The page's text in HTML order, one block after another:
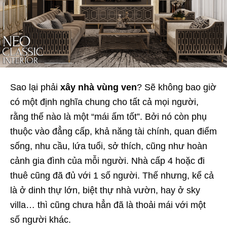
Sao lại phải xây nhà vùng ven? Sẽ không bao giờ
có một định nghĩa chung cho tất cả mọi người,
rằng thế nào là một “mái ấm tốt”. Bởi nó còn phụ
thuộc vào đẳng cấp, khả năng tài chính, quan điểm
sống, nhu cầu, lứa tuổi, sở thích, cũng như hoàn
cảnh gia đình của mỗi người. Nhà cấp 4 hoặc đi
thuê cũng đã đủ với 1 số người. Thế nhưng, kể cả
là ở dinh thự lớn, biệt thự nhà vườn, hay ở sky
villa… thì cũng chưa hẳn đã là thoải mái với một
số người khác.